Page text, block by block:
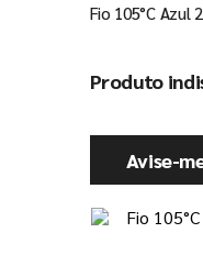
Fio 105°C Azul
Produto
Avise-